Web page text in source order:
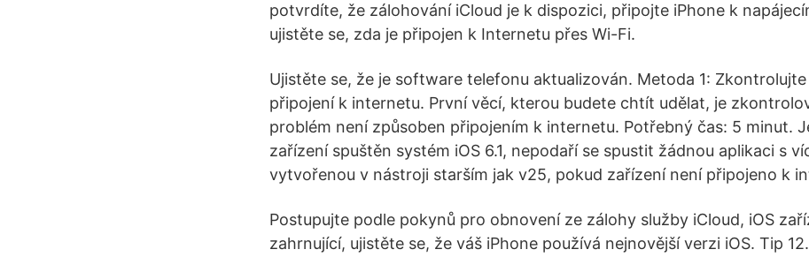
potvrdíte, že zálohování iCloud je k dispozici, připojte iPhone k
ujistěte se, zda je připojen k Internetu přes Wi-Fi.
Ujistěte se, že je software telefonu aktualizován. Metoda 1:
připojení k internetu. První věcí, kterou budete chtít udělat, je
problém není způsoben připojením k internetu. Potřebný čas: 5 minut.
zařízení spuštěn systém iOS 6.1, nepodaří se spustit žádnou aplikaci s
vytvořenou v nástroji starším jak v25, pokud zařízení není připojeno k
Postupujte podle pokynů pro obnovení ze zálohy služby iCloud, iOS
zahrnující, ujistěte se, že váš iPhone používá nejnovější verzi iOS. Tip